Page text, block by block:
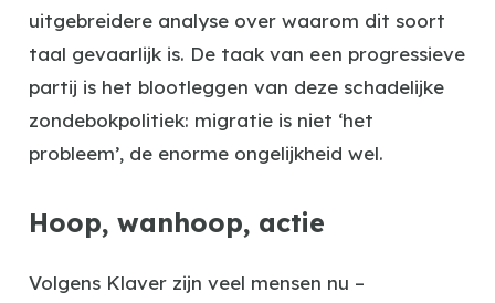
uitgebreidere analyse over waarom dit soort
taal gevaarlijk is. De taak van een progressieve
partij is het blootleggen van deze schadelijke
zondebokpolitiek: migratie is niet ‘het
probleem’, de enorme ongelijkheid wel.
Hoop, wanhoop, actie
Volgens Klaver zijn veel mensen nu –